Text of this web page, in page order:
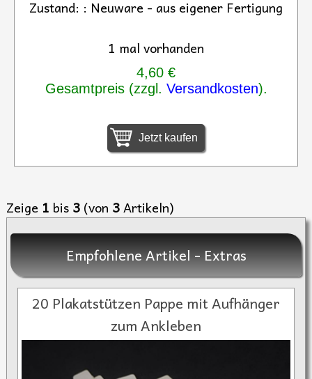
Zustand: : Neuware - aus eigener Fertigung
1 mal vorhanden
4,60 €
Gesamtpreis (zzgl. Versandkosten).
Jetzt kaufen
Zeige 1 bis 3 (von 3Artikeln)
Empfohlene Artikel - Extras
20 Plakatstützen Pappe mit Aufhänger
zum Ankleben